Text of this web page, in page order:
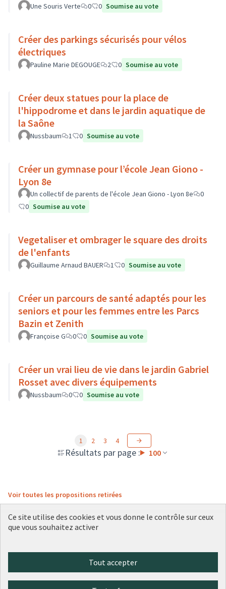
Une Souris Verte 0 0 Soumise au vote
Créer des parkings sécurisés pour vélos
électriques
Pauline Marie DEGOUGE 2 0 Soumise au vote
Créer deux statues pour la place de
l'hippodrome et dans le jardin aquatique de
la Saône
Nussbaum 1 0 Soumise au vote
Créer un gymnase pour l’école Jean Giono -
Lyon 8e
Un collectif de parents de l'école Jean Giono - Lyon 8e
0
0 Soumise au vote
Vegetaliser et ombrager le square des droits
de l'enfants
Guillaume Arnaud BAUER 1 0 Soumise au vote
Créer un parcours de santé adaptés pour les
seniors et pour les femmes entre les Parcs
Bazin et Zenith
Françoise G 0 0 Soumise au vote
Créer un vrai lieu de vie dans le jardin Gabriel
Rosset avec divers équipements
Nussbaum 0 0 Soumise au vote
Résultats par page : 100
1 2 3 4
Voir toutes les propositions retirées
(Lien externe)
(Lien externe)
(Lien externe)
(Lien externe)
(Lien externe)
Ce site utilise des cookies et vous donne le contrôle sur ceux
que vous souhaitez activer
Tout accepter